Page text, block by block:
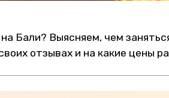
Бали? Выясняем, чем
отзывах и на какие цены